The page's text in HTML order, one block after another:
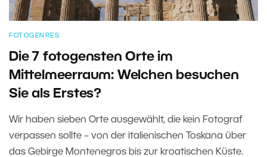
FOTOGENRES
Die 7 fotogensten Orte im
Mittelmeerraum: Welchen besuchen
Sie als Erstes?
Wir haben sieben Orte ausgewählt, die kein Fotograf
verpassen sollte – von der italienischen Toskana über
das Gebirge Montenegros bis zur kroatischen Küste.